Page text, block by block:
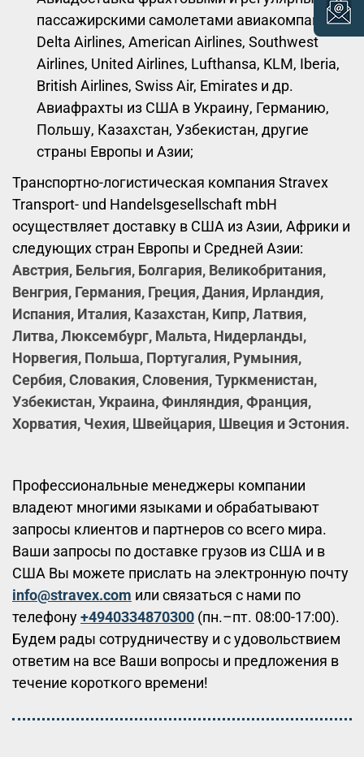
пассажирскими самолетами авиакомпаний
Delta Airlines, American Airlines, Southwest
Airlines, United Airlines, Lufthansa, KLM, Iberia,
British Airlines, Swiss Air, Emirates и др.
Авиафрахты из США в Украину, Германию,
Польшу, Казахстан, Узбекистан, другие
страны Европы и Азии;
Транспортно-логистическая компания Stravex
Transport- und Handelsgesellschaft mbH
осуществляет доставку в США из Азии, Африки и
следующих стран Европы и Средней Азии:
Австрия, Бельгия, Болгария, Великобритания,
Венгрия, Германия, Греция, Дания, Ирландия,
Испания, Италия, Казахстан, Кипр, Латвия,
Литва, Люксембург, Мальта, Нидерланды,
Норвегия, Польша, Португалия, Румыния,
Сербия, Словакия, Словения, Туркменистан,
Узбекистан, Украина, Финляндия, Франция,
Хорватия, Чехия, Швейцария, Швеция и Эстония.
Профессиональные менеджеры компании
владеют многими языками и обрабатывают
запросы клиентов и партнеров со всего мира.
Ваши запросы по доставке грузов из США и в
CША Вы можете прислать на электронную почту
info@stravex.com или связаться с нами по
телефону+4940334870300 (пн.–пт. 08:00-17:00).
Будем рады сотрудничеству и с удовольствием
ответим на все Ваши вопросы и предложения в
течение короткого времени!